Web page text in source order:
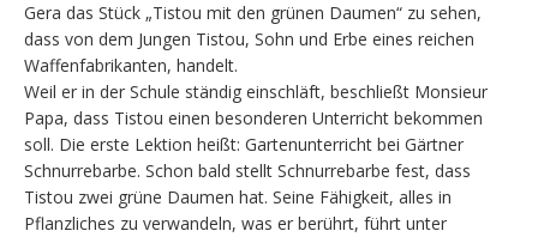
Gera das Stück „Tistou mit den grünen Daumen“ zu sehen,
dass von dem Jungen Tistou, Sohn und Erbe eines reichen
Waffenfabrikanten, handelt.
Weil er in der Schule ständig einschläft, beschließt Monsieur
Papa, dass Tistou einen besonderen Unterricht bekommen
soll. Die erste Lektion heißt: Gartenunterricht bei Gärtner
Schnurrebarbe. Schon bald stellt Schnurrebarbe fest, dass
Tistou zwei grüne Daumen hat. Seine Fähigkeit, alles in
Pflanzliches zu verwandeln, was er berührt, führt unter